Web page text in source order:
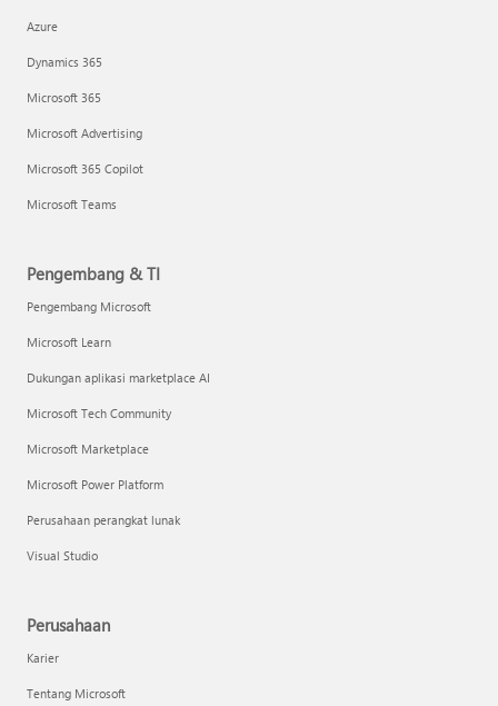
Azure
Dynamics 365
Microsoft 365
Microsoft Advertising
Microsoft 365 Copilot
Microsoft Teams
Pengembang & TI
Pengembang Microsoft
Microsoft Learn
Dukungan aplikasi marketplace AI
Microsoft Tech Community
Microsoft Marketplace
Microsoft Power Platform
Perusahaan perangkat lunak
Visual Studio
Perusahaan
Karier
Tentang Microsoft